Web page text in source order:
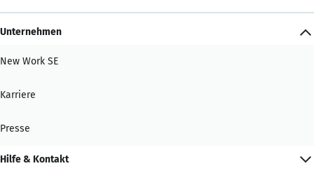
Unternehmen
New Work SE
Karriere
Presse
Hilfe & Kontakt